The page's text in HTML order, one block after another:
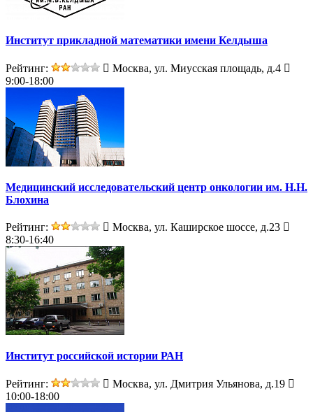
Институт прикладной математики имени Келдыша
Рейтинг:
Москва, ул. Миусская площадь, д.4
9:00-18:00
Медицинский исследовательский центр онкологии им. Н.Н.
Блохина
Рейтинг:
Москва, ул. Каширское шоссе, д.23
8:30-16:40
Институт российской истории РАН
Рейтинг:
Москва, ул. Дмитрия Ульянова, д.19
10:00-18:00